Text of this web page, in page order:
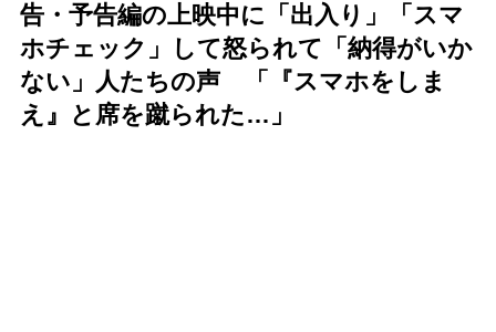
告・予告編の上映中に「出入り」「スマ
ホチェック」して怒られて「納得がいか
ない」人たちの声 「『スマホをしま
え』と席を蹴られた…」